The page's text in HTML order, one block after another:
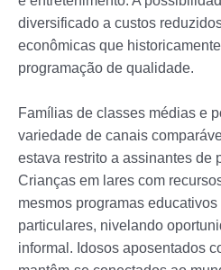
diversificado a custos
econômicas que
programação de qualidade.
Famílias de classes médias e
variedade de canais
estava restrito a assinantes de
Crianças em lares com
mesmos programas
particulares, nivelando
informal. Idosos aposentados